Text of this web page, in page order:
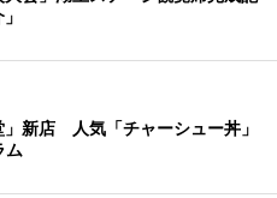
新店 人気「チャーシュー丼」
ム